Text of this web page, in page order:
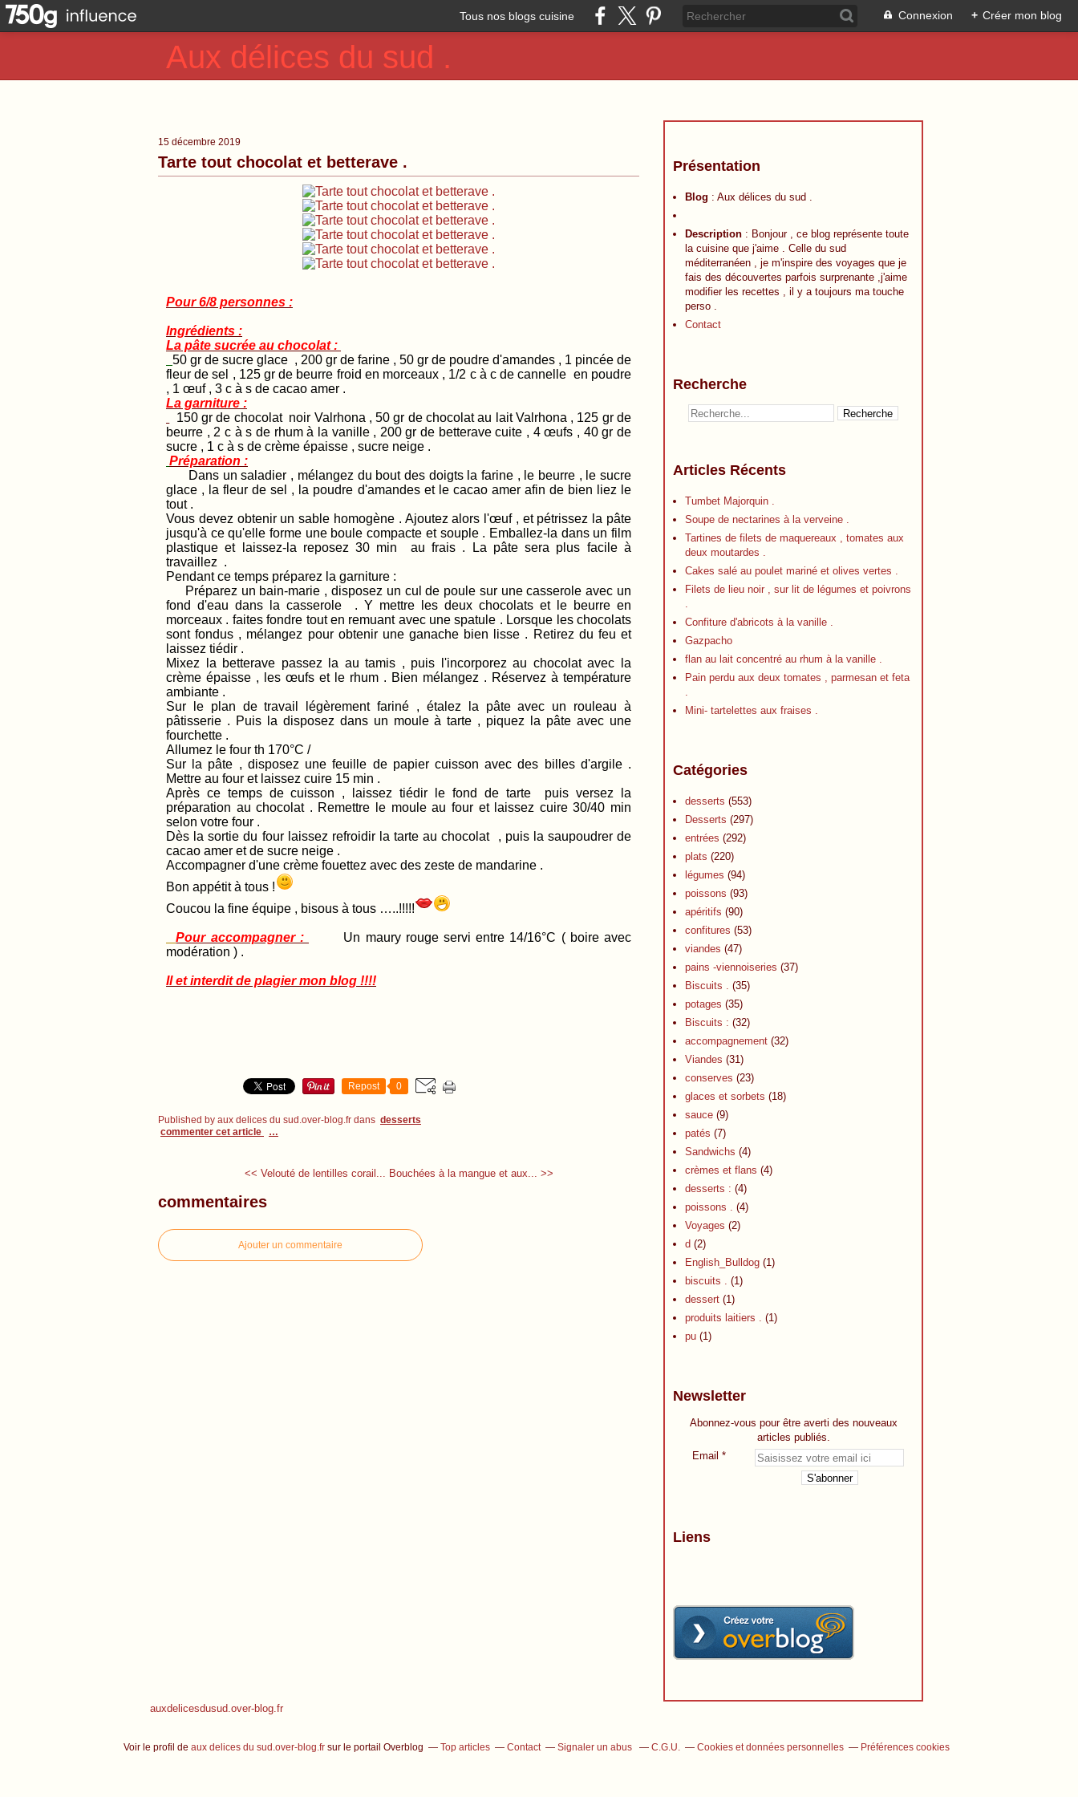
Tous nos blogs cuisine Connexion + Créer mon blog
Aux délices du sud .
15 décembre 2019
Tarte tout chocolat et betterave .
Pour 6/8 personnes :
Ingrédients :
La pâte sucrée au chocolat :
50 gr de sucre glace , 200 gr de farine , 50 gr de poudre d'amandes , 1 pincée de
fleur de sel , 125 gr de beurre froid en morceaux , 1/2 c à c de cannelle en poudre
, 1 œuf , 3 c à s de cacao amer .
La garniture :
150 gr de chocolat noir Valrhona , 50 gr de chocolat au lait Valrhona , 125 gr de
beurre , 2 c à s de rhum à la vanille , 200 gr de betterave cuite , 4 œufs , 40 gr de
sucre , 1 c à s de crème épaisse , sucre neige .
Préparation :
Dans un saladier , mélangez du bout des doigts la farine , le beurre , le sucre
glace , la fleur de sel , la poudre d'amandes et le cacao amer afin de bien liez le
tout .
Vous devez obtenir un sable homogène . Ajoutez alors l'œuf , et pétrissez la pâte
jusqu'à ce qu'elle forme une boule compacte et souple . Emballez-la dans un film
plastique et laissez-la reposez 30 min au frais . La pâte sera plus facile à
travaillez .
Pendant ce temps préparez la garniture :
Préparez un bain-marie , disposez un cul de poule sur une casserole avec un
fond d'eau dans la casserole . Y mettre les deux chocolats et le beurre en
morceaux . faites fondre tout en remuant avec une spatule . Lorsque les chocolats
sont fondus , mélangez pour obtenir une ganache bien lisse . Retirez du feu et
laissez tiédir .
Mixez la betterave passez la au tamis , puis l'incorporez au chocolat avec la
crème épaisse , les œufs et le rhum . Bien mélangez . Réservez à température
ambiante .
Sur le plan de travail légèrement fariné , étalez la pâte avec un rouleau à
pâtisserie . Puis la disposez dans un moule à tarte , piquez la pâte avec une
fourchette .
Allumez le four th 170°C /
Sur la pâte , disposez une feuille de papier cuisson avec des billes d'argile .
Mettre au four et laissez cuire 15 min .
Après ce temps de cuisson , laissez tiédir le fond de tarte puis versez la
préparation au chocolat . Remettre le moule au four et laissez cuire 30/40 min
selon votre four .
Dès la sortie du four laissez refroidir la tarte au chocolat , puis la saupoudrer de
cacao amer et de sucre neige .
Accompagner d'une crème fouettez avec des zeste de mandarine .
Bon appétit à tous !
Coucou la fine équipe , bisous à tous …..!!!!!
Pour accompagner :
Un maury rouge servi entre 14/16°C ( boire avec
modération ) .
Il et interdit de plagier mon blog !!!!
Repost 0
Published by aux delices du sud.over-blog.fr dans desserts
commenter cet article
…
<< Velouté de lentilles corail... Bouchées à la mangue et aux... >>
commentaires
Ajouter un commentaire
Présentation
Blog : Aux délices du sud .
Description : Bonjour , ce blog représente toute
la cuisine que j'aime . Celle du sud
méditerranéen , je m'inspire des voyages que je
fais des découvertes parfois surprenante ,j'aime
modifier les recettes , il y a toujours ma touche
perso .
Contact
Recherche
Articles Récents
Tumbet Majorquin .
Soupe de nectarines à la verveine .
Tartines de filets de maquereaux , tomates aux
deux moutardes .
Cakes salé au poulet mariné et olives vertes .
Filets de lieu noir , sur lit de légumes et poivrons
.
Confiture d'abricots à la vanille .
Gazpacho
flan au lait concentré au rhum à la vanille .
Pain perdu aux deux tomates , parmesan et feta
.
Mini- tartelettes aux fraises .
Catégories
desserts (553)
Desserts (297)
entrées (292)
plats (220)
légumes (94)
poissons (93)
apéritifs (90)
confitures (53)
viandes (47)
pains -viennoiseries (37)
Biscuits . (35)
potages (35)
Biscuits : (32)
accompagnement (32)
Viandes (31)
conserves (23)
glaces et sorbets (18)
sauce (9)
patés (7)
Sandwichs (4)
crèmes et flans (4)
desserts : (4)
poissons . (4)
Voyages (2)
d (2)
English_Bulldog (1)
biscuits . (1)
dessert (1)
produits laitiers . (1)
pu (1)
Newsletter
Abonnez-vous pour être averti des nouveaux
articles publiés.
Email
Liens
auxdelicesdusud.over-blog.fr
Voir le profil de aux delices du sud.over-blog.fr sur le portail Overblog Top articles Contact Signaler un abus C.G.U. Cookies et données personnelles Préférences cookies